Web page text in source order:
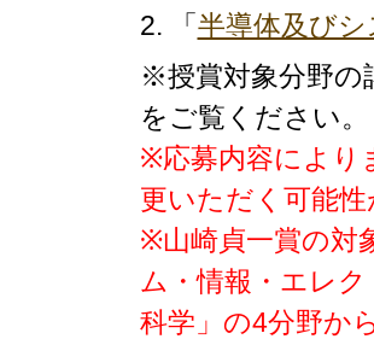
「半導体及び
※授賞対象分野の
をご覧ください。
※応募内容により
更いただく可能
※山崎貞一賞の対
ム・情報・エレ
科学」の4分野か